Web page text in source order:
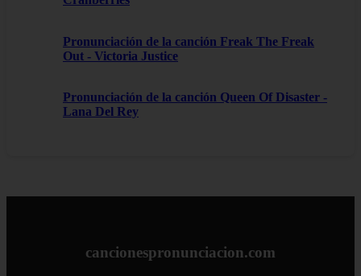
Pronunciación de la canción Freak The Freak
Out - Victoria Justice
Pronunciación de la canción Queen Of Disaster -
Lana Del Rey
cancionespronunciacion.com